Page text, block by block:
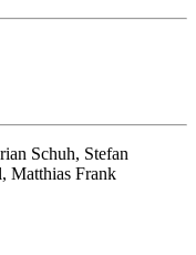
Schuh, Stefan
Matthias Frank